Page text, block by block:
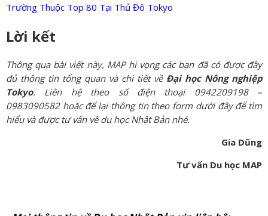
Trường Thuộc Top 80 Tại Thủ Đô Tokyo
Lời kết
Thông qua bài viết này, MAP hi vọng các bạn đã có được đầy
đủ thông tin tổng quan và chi tiết về Đại học Nông nghiệp
Tokyo. Liên hệ theo số điện thoại 0942209198 –
0983090582 hoặc để lại thông tin theo form dưới đây để tìm
hiểu và được tư vấn về du học Nhật Bản nhé.
Gia Dũng
Tư vấn Du học MAP